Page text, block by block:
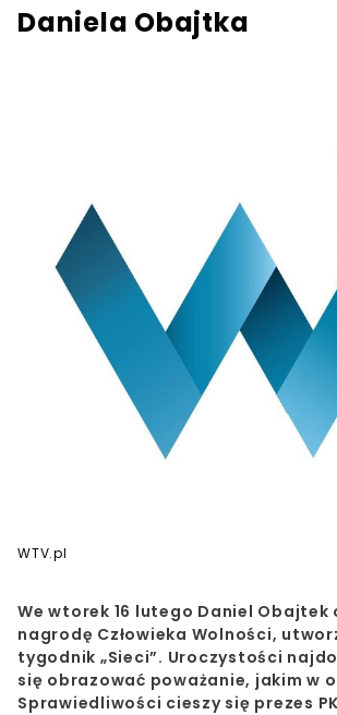
Daniela Obajtka
WTV.pl
We wtorek 16 lutego Daniel Obajtek
nagrodę Człowieka Wolności,
tygodnik „Sieci”. Uroczystości
się obrazować poważanie, jakim w
Sprawiedliwości cieszy się prezes